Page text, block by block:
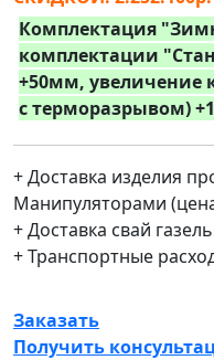
Комплектация
комплектации
+50мм, увеличение
с терморазрывом)
+ Доставка изделия
Манипуляторами
+ Доставка свай
+ Транспортные
Заказать
Получить